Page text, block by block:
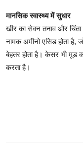
मानसिक स्वास्थ्य में सुधार
खीर का सेवन तनाव और
नामक अमीनो एसिड होता है,
बेहतर होता है। केसर भी
करता है।